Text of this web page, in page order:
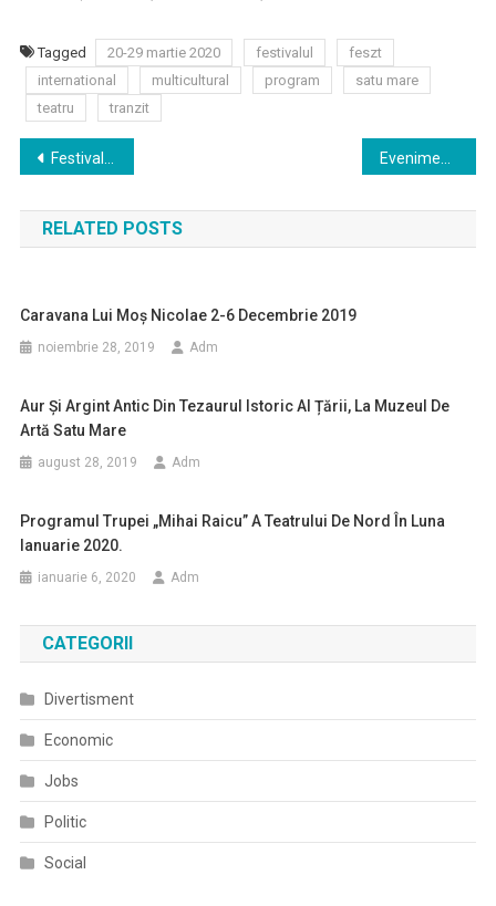
Tagged 20-29 martie 2020 festivalul
feszt
international
multicultural program
satu mare
teatru
tranzit
Navigare
în
articole
Festivalul Internațional Multicultural de Teatru TRANZIT FES Z T Satu Mare, 20 – 29 martie 2020
RELATED POSTS
Caravana Lui Moș Nicolae 2-6 Decembrie 2019
noiembrie 28, 2019 Adm
Aur Și Argint Antic Din Tezaurul Istoric Al Țării, La Muzeul De
Artă Satu Mare
august 28, 2019 Adm
Programul Trupei „Mihai Raicu” A Teatrului De Nord În Luna
Ianuarie 2020.
ianuarie 6, 2020 Adm
CATEGORII
Divertisment
Economic
Jobs
Politic
Social